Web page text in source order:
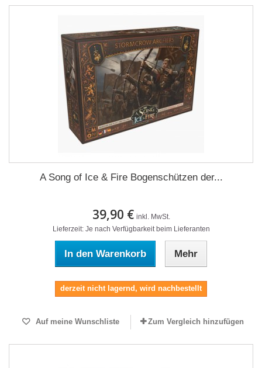
A Song of Ice & Fire Bogenschützen der...
39,90 € inkl. MwSt.
Lieferzeit: Je nach Verfügbarkeit beim Lieferanten
In den Warenkorb Mehr
derzeit nicht lagernd, wird nachbestellt
Auf meine Wunschliste Zum Vergleich hinzufügen